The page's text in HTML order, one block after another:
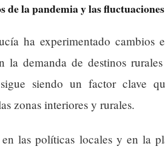
de la pandemia y las
ha experimentado cambios
la demanda de destinos
siendo un factor clave
zonas interiores y rurales.
en las políticas locales y en la